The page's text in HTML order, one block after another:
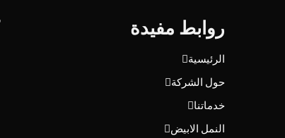
روابط مفيدة
الرئيسية
حول الشركة
خدماتنا
النمل الابيض